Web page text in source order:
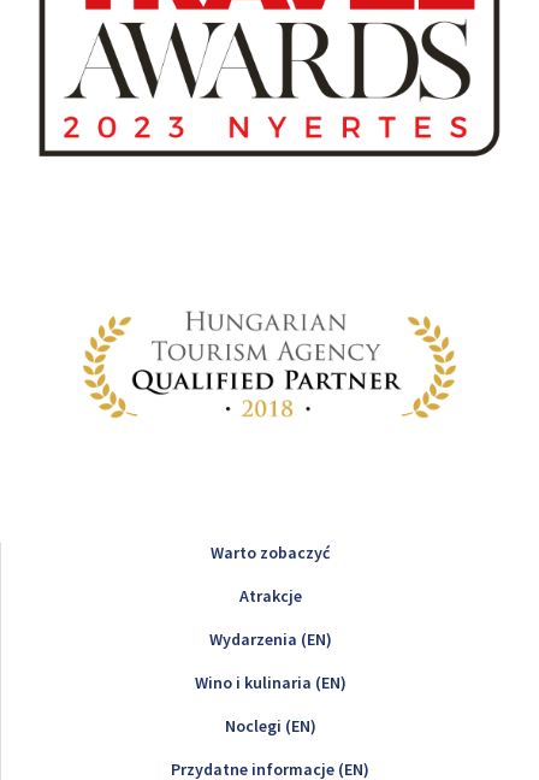
Warto zobaczyć
Atrakcje
Wydarzenia (EN)
Wino i kulinaria (EN)
Noclegi (EN)
Przydatne informacje (EN)